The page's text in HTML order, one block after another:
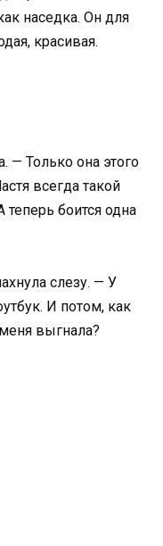
наседка. Он для
красивая.
— Только она этого
всегда такой
боится одна
слезу. — У
И потом, как
выгнала?